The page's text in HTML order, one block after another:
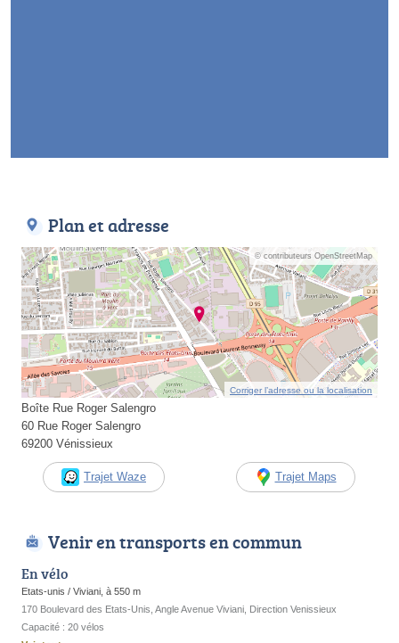
Plan et adresse
© contributeurs OpenStreetMap
Corriger l’adresse ou la localisation
Boîte Rue Roger Salengro
60 Rue Roger Salengro
69200 Vénissieux
Trajet Waze Trajet Maps
Venir en transports en commun
En vélo
Etats-unis / Viviani, à 550 m
170 Boulevard des Etats-Unis, Angle Avenue Viviani, Direction Venissieux
Capacité : 20 vélos